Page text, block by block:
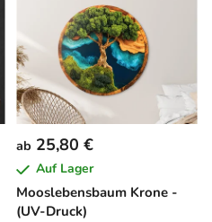
Mooslebensbaum Krone -
(UV-Druck)
ab 25,80 €
Auf Lager